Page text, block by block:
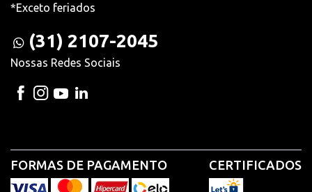
*Exceto feriados
(31) 2107-2045
Nossas Redes Sociais
FORMAS DE PAGAMENTO CERTIFICADOS